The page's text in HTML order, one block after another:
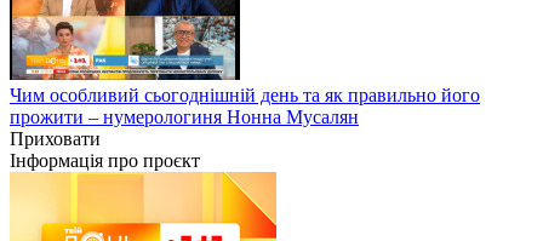
Чим особливий сьогоднішній день та як правильно його
прожити – нумерологиня Нонна Мусалян
Приховати
Інформація про проєкт